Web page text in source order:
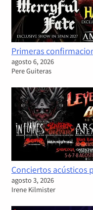
Primeras
agosto 6, 2026
Pere Guiteras
Conciertos acústicos
agosto 3, 2026
Irene Kilmister